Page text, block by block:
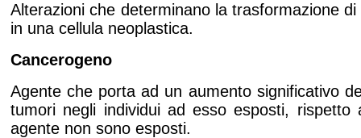
Alterazioni che determinano la trasformazione
in una cellula neoplastica.
Cancerogeno
Agente che porta ad un aumento significativo
tumori negli individui ad esso esposti,
agente non sono esposti.